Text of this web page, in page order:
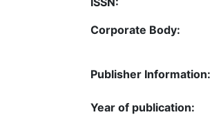
Corporate Body:
Publisher Information:
Year of publication: